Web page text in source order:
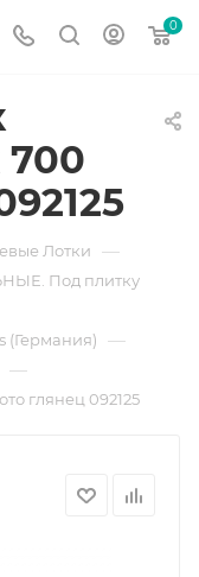
0
700
Лотки —
Под плитку
(Германия) —
—
глянец 092125